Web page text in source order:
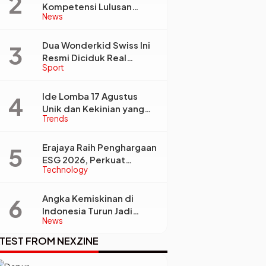
News
Kompetensi Lulusan
Perguruan Tinggi Jadi
Kebutuhan Dunia Kerja
Sport
Dua Wonderkid Swiss Ini
Resmi Diciduk Real
Madrid dan Juventus,
Eropa
Trends
Ide Lomba 17 Agustus
Unik dan Kekinian yang
Dijamin Bikin Suasana
Technology
Erajaya Raih Penghargaan
ESG 2026, Perkuat
Circular Economy Lewat
Berkelanjutan
News
Angka Kemiskinan di
Indonesia Turun Jadi
22,93 Juta Orang, Tapi
Kenapa Ketimpangan
Desa dan Kota Malah
FROM NEXZINE